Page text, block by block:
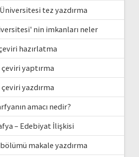
tez yazdırma
nin imkanları neler
hazırlatma
çeviri yaptırma
çeviri yazdırma
amacı nedir?
– Edebiyat İlişkisi
makale yazdırma